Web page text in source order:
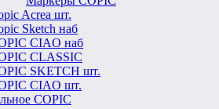
Acrea шт.
Sketch наб
CIAO наб
CLASSIC
SKETCH шт.
CIAO шт.
COPIC